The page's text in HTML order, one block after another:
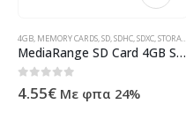
4GB, MEMORY CARDS,SD,SDHC,SDXC,STORAGE MEDIA
MediaRange SD Card 4GB SDHC CL.10 MR961
0out of 5
4.55€ Με φπα 24%